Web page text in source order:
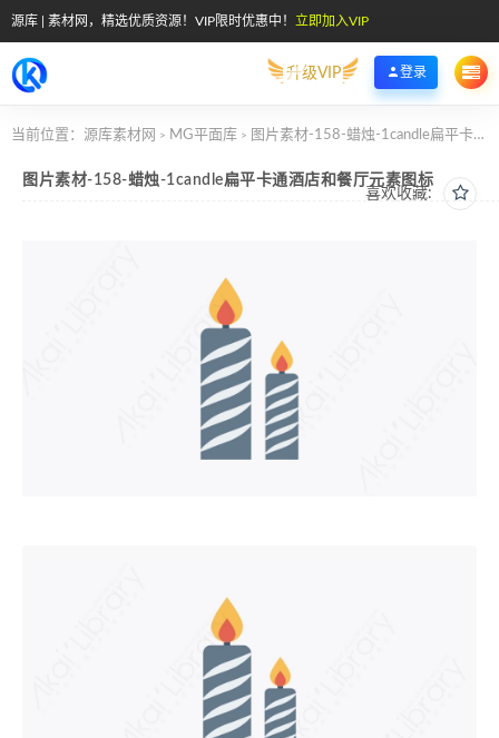
源库 | 素材网，精选优质资源！VIP限时优惠中！ 立即加入VIP
升级VIP 登录
当前位置： 源库素材网 > MG平面库 > 图片素材-158-蜡烛-1candle扁平卡通酒店和餐厅元素图标
喜欢收藏:
图片素材-158-蜡烛-1candle扁平卡通酒店和餐厅元素图标